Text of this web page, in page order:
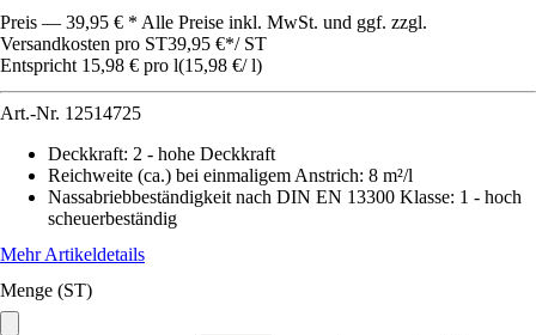
Preis — 39,95 € * Alle Preise inkl. MwSt. und ggf. zzgl.
Versandkosten pro ST39,95 €*/ ST
Entspricht 15,98 € pro l(15,98 €/ l)
Art.-Nr. 12514725
Deckkraft: 2 - hohe Deckkraft
Reichweite (ca.) bei einmaligem Anstrich: 8 m²/l
Nassabriebbeständigkeit nach DIN EN 13300 Klasse: 1 - hoch
scheuerbeständig
Mehr Artikeldetails
Menge (ST)